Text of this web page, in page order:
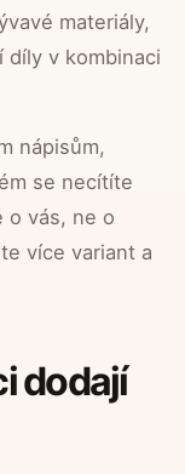
materiály,
díly v kombinaci
nápisům,
se necítíte
o vás, ne o
více variant a
dodají